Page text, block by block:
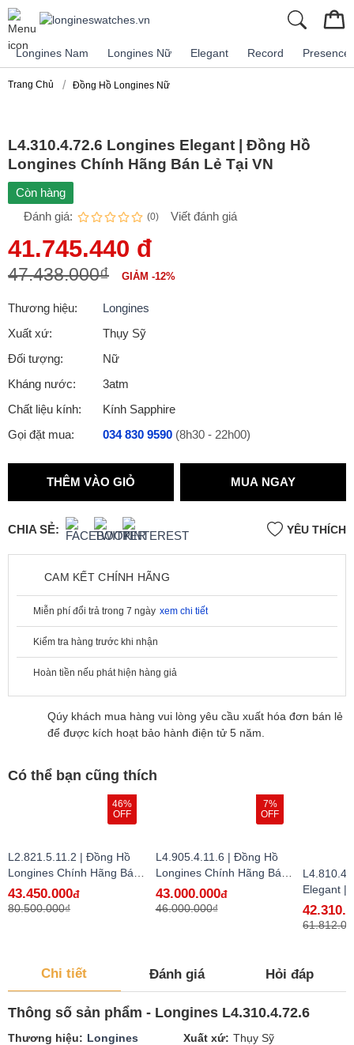
Longines Nam Longines Nữ Elegant Record Presence
Trang Chủ Đồng Hồ Longines Nữ
L4.310.4.72.6 Longines Elegant | Đồng Hồ
Longines Chính Hãng Bán Lẻ Tại VN
Còn hàng
Đánh giá:
(0) Viết đánh giá
41.745.440 đ
47.438.000₫ GIẢM -12%
Thương hiệu:
Longines
Xuất xứ:
Thụy Sỹ
Đối tượng:
Nữ
Kháng nước:
3atm
Chất liệu kính:
Kính Sapphire
Gọi đặt mua:
034 830 9590 (8h30 - 22h00)
THÊM VÀO GIỎ MUA NGAY
CHIA SẺ: YÊU THÍCH
CAM KẾT CHÍNH HÃNG
Miễn phí đổi trả trong 7 ngày xem chi tiết
Kiểm tra hàng trước khi nhận
Hoàn tiền nếu phát hiện hàng giả
Qúy khách mua hàng vui lòng yêu cầu xuất hóa đơn bán lẻ
để được kích hoạt bảo hành điện tử 5 năm.
Có thể bạn cũng thích
46%
OFF
L2.821.5.11.2 | Đồng Hồ
Longines Chính Hãng Bán
Lẻ Tại VN - hàng lướt
43.450.000đ
80.500.000₫
7%
OFF
L4.905.4.11.6 | Đồng Hồ
Longines Chính Hãng Bán
Lẻ Tại VN
43.000.000đ
46.000.000₫
Elegant |
Longines
Lẻ Tại VN
Chi tiết Đánh giá Hỏi đáp
Thông số sản phẩm - Longines L4.310.4.72.6
Thương hiệu Longines Xuất xứ Thụy Sỹ